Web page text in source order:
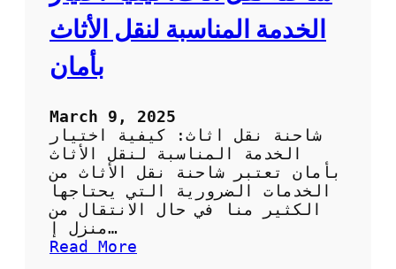
ل
ع
د
م
ة
ا
ق
ت
الخدمة المناسبة لنقل الأثاث
بأمان
March 9, 2025
شاحنة نقل اثاث: كيفية اختيار
الخدمة المناسبة لنقل الأثاث
بأمان تعتبر شاحنة نقل الأثاث من
الخدمات الضرورية التي يحتاجها
الكثير منا في حال الانتقال من
منزل إ…
Read More